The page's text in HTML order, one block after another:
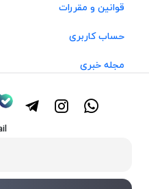
قوانین و مقررات
حساب کاربری
مجله خبری